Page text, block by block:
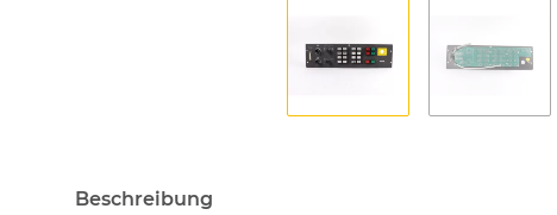
Beschreibung